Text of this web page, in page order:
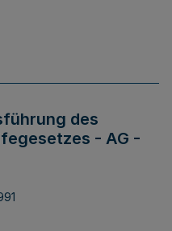
des
- AG -